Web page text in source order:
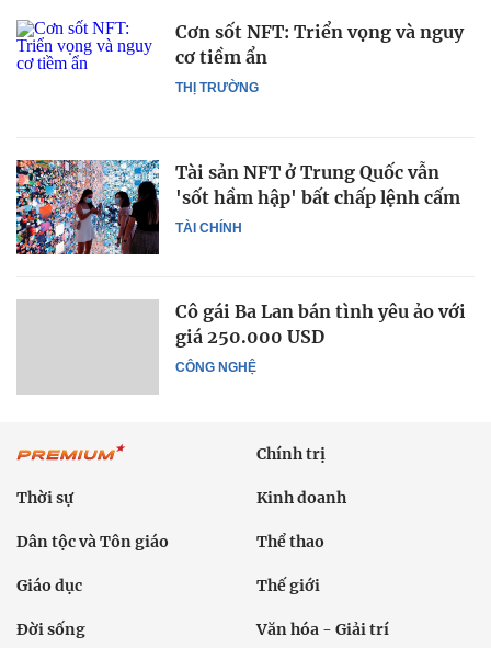
THỊ TRƯỜNG
Cơn sốt NFT: Triển vọng và nguy
cơ tiềm ẩn
TÀI CHÍNH
Tài sản NFT ở Trung Quốc vẫn
'sốt hầm hập' bất chấp lệnh cấm
CÔNG NGHỆ
Cô gái Ba Lan bán tình yêu ảo với
giá 250.000 USD
Chính trị
Thời sự Kinh doanh
Dân tộc và Tôn giáo Thể thao
Giáo dục Thế giới
Đời sống Văn hóa - Giải trí